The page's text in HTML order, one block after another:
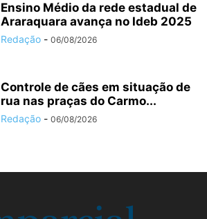
Ensino Médio da rede estadual de
Araraquara avança no Ideb 2025
Redação - 06/08/2026
Controle de cães em situação de
rua nas praças do Carmo...
Redação - 06/08/2026